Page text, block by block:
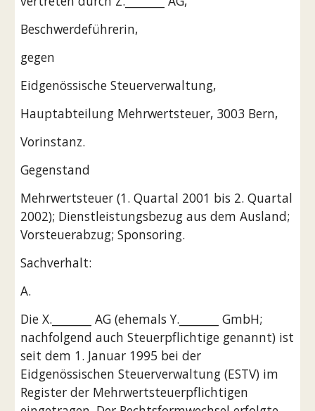
Beschwerdeführerin,
gegen
Eidgenössische Steuerverwaltung,
Hauptabteilung Mehrwertsteuer, 3003 Bern,
Vorinstanz.
Gegenstand
Mehrwertsteuer (1. Quartal 2001 bis 2. Quartal
2002); Dienstleistungsbezug aus dem Ausland;
Vorsteuerabzug; Sponsoring.
Sachverhalt:
A.
Die X._______ AG (ehemals Y._______ GmbH;
nachfolgend auch Steuerpflichtige genannt) ist
seit dem 1. Januar 1995 bei der
Eidgenössischen Steuerverwaltung (ESTV) im
Register der Mehrwertsteuerpflichtigen